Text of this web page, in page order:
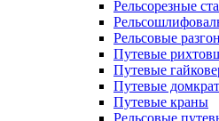
Рельсорезные
Рельсовые
Путевые
Путевые
Путевые
Путевые краны
Рельсовые